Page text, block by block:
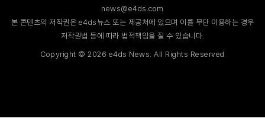
news@e4ds.com
본 콘텐츠의 저작권은 e4ds뉴스 또는 제공처에 있으며 이를 무단 이용하는 경우
저작권법 등에 따라 법적책임을 질 수 있습니다.
Copyright ©2026 e4ds News. All Rights Reserved